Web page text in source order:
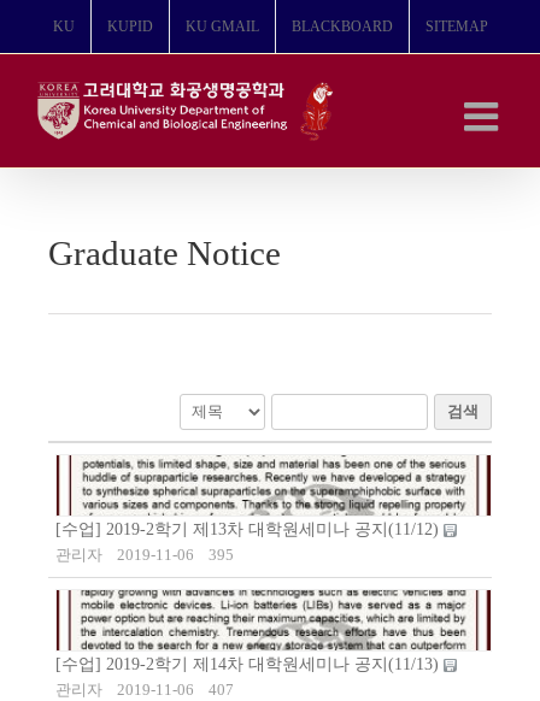
뛰
KU KUPID KU GMAIL BLACKBOARD SITEMAP
Graduate Notice
검색
[수업] 2019-2학기 제13차 대학원세미나 공지(11/12)
관리자
2019-11-06 395
[수업] 2019-2학기 제14차 대학원세미나 공지(11/13)
관리자
2019-11-06 407